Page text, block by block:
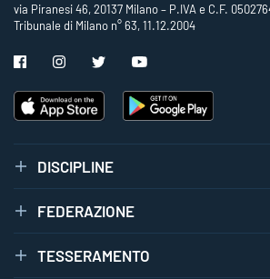
via Piranesi 46, 20137 Milano – P.IVA e C.F.
Tribunale di Milano n° 63, 11.12.2004
DISCIPLINE
FEDERAZIONE
TESSERAMENTO